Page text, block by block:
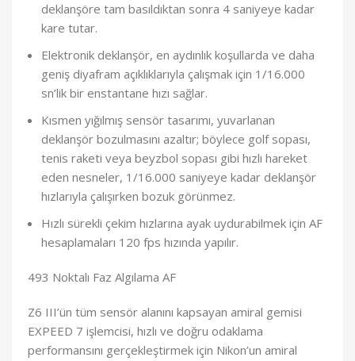
deklanşöre tam basıldıktan sonra 4 saniyeye kadar
kare tutar.
Elektronik deklanşör, en aydınlık koşullarda ve daha
geniş diyafram açıklıklarıyla çalışmak için 1/16.000
sn’lik bir enstantane hızı sağlar.
Kısmen yığılmış sensör tasarımı, yuvarlanan
deklanşör bozulmasını azaltır; böylece golf sopası,
tenis raketi veya beyzbol sopası gibi hızlı hareket
eden nesneler, 1/16.000 saniyeye kadar deklanşör
hızlarıyla çalışırken bozuk görünmez.
Hızlı sürekli çekim hızlarına ayak uydurabilmek için AF
hesaplamaları 120 fps hızında yapılır.
493 Noktalı Faz Algılama AF
Z6 III’ün tüm sensör alanını kapsayan amiral gemisi
EXPEED 7 işlemcisi, hızlı ve doğru odaklama
performansını gerçekleştirmek için Nikon’un amiral